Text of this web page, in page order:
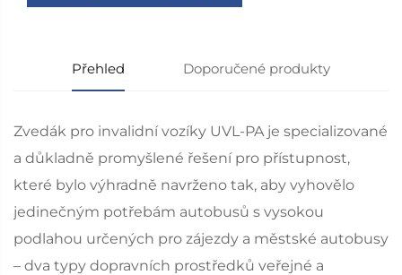
Přehled Doporučené produkty
Zvedák pro invalidní vozíky UVL-PA je specializované
a důkladně promyšlené řešení pro přístupnost,
které bylo výhradně navrženo tak, aby vyhovělo
jedinečným potřebám autobusů s vysokou
podlahou určených pro zájezdy a městské autobusy
– dva typy dopravních prostředků veřejné a